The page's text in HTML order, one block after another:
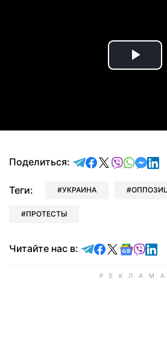
Play
Поделиться: отправить в
поделиться в
поделиться
Теги: УКРАИНА
ПРОТЕСТЫ
Читайте нас в: Читайте в
Читайте в
Читайте в